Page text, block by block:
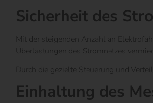
Sicherheit des
Mit der steigenden Anzahl an
Überlastungen des Stromnetzes
Durch die gezielte Steuerung und
Einhaltung des